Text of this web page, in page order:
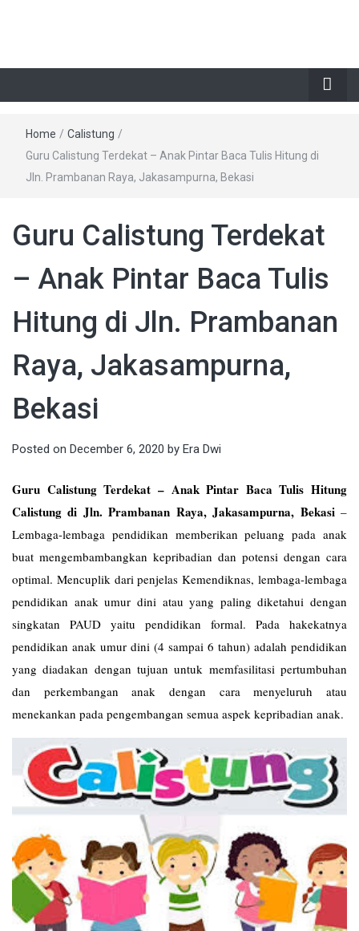
Home / Calistung /
Guru Calistung Terdekat – Anak Pintar Baca Tulis Hitung di
Jln. Prambanan Raya, Jakasampurna, Bekasi
Guru Calistung Terdekat
– Anak Pintar Baca Tulis
Hitung di Jln. Prambanan
Raya, Jakasampurna,
Bekasi
Posted on December 6, 2020 by Era Dwi
Guru Calistung Terdekat – Anak Pintar Baca Tulis Hitung
Calistung di Jln. Prambanan Raya, Jakasampurna, Bekasi–
Lembaga-lembaga pendidikan memberikan peluang pada anak
buat mengembambangkan kepribadian dan potensi dengan cara
optimal. Mencuplik dari penjelas Kemendiknas, lembaga-lembaga
pendidikan anak umur dini atau yang paling diketahui dengan
singkatan PAUD yaitu pendidikan formal. Pada hakekatnya
pendidikan anak umur dini (4 sampai 6 tahun) adalah pendidikan
yang diadakan dengan tujuan untuk memfasilitasi pertumbuhan
dan perkembangan anak dengan cara menyeluruh atau
menekankan pada pengembangan semua aspek kepribadian anak.